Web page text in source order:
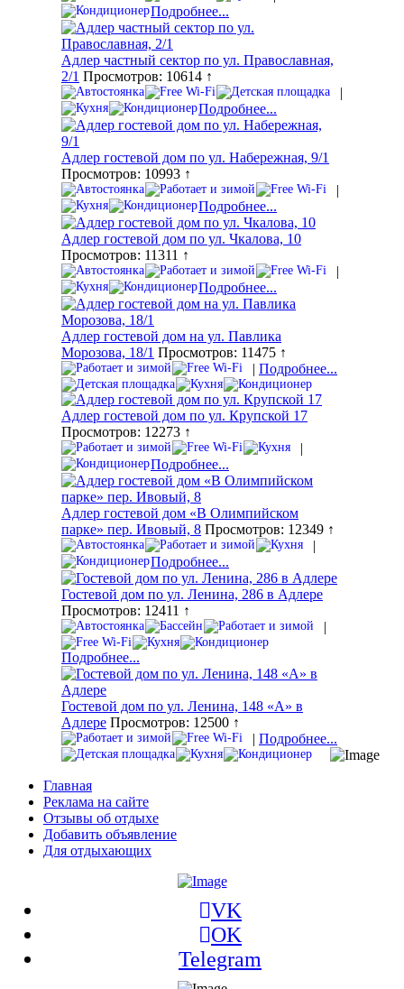
Подробнее...
Адлер частный сектор по ул. Православная,
2/1 Просмотров: 10614 ↑
|
Подробнее...
Адлер гостевой дом по ул. Набережная, 9/1
Просмотров: 10993 ↑
|
Подробнее...
Адлер гостевой дом по ул. Чкалова, 10
Просмотров: 11311 ↑
|
Подробнее...
Адлер гостевой дом на ул. Павлика
Морозова, 18/1 Просмотров: 11475 ↑
| Подробнее...
Адлер гостевой дом по ул. Крупской 17
Просмотров: 12273 ↑
|
Подробнее...
Адлер гостевой дом «В Олимпийском
парке» пер. Ивовый, 8 Просмотров: 12349 ↑
|
Подробнее...
Гостевой дом по ул. Ленина, 286 в Адлере
Просмотров: 12411 ↑
|
Подробнее...
Гостевой дом по ул. Ленина, 148 «А» в
Адлере Просмотров: 12500 ↑
| Подробнее...
Главная
Реклама на сайте
Отзывы об отдыхе
Добавить объявление
Для отдыхающих
VK
OK
Telegram